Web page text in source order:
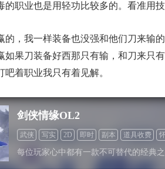
的职业也是用轻功比较多的。看准用技
，我一样装备也没强和他们刀来输的
如果刀装备好西那只有输，和刀来只
着职业我只有着见解。
剑侠情缘OL2
武侠 写实 2D 即时 副本 道具收费
每位玩家心中都有一款不可替代的经典